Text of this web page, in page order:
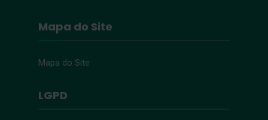
Mapa do Site
Mapa do Site
LGPD